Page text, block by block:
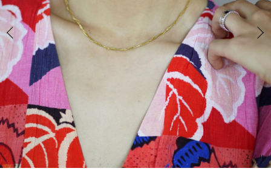
2 /11